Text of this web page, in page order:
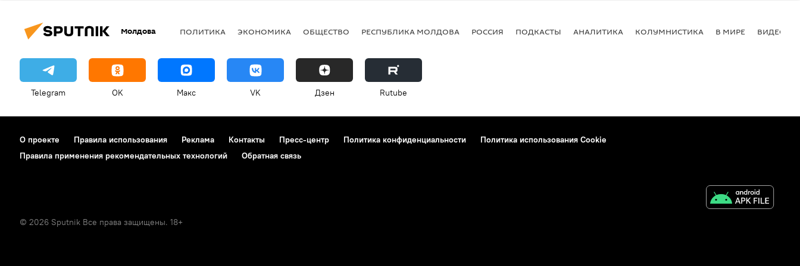
Молдова ПОЛИТИКА ЭКОНОМИКА ОБЩЕСТВО РЕСПУБЛИКА МОЛДОВА РОССИЯ ПОДКАСТЫ АНАЛИТИКА КОЛУМНИСТИКА В МИРЕ ВИДЕО
Telegram OK Макс VK Дзен Rutube
О проекте Правила использования Реклама Контакты Пресс-центр Политика конфиденциальности
Политика использования Cookie
Правила применения рекомендательных технологий
Обратная связь
© 2026 Sputnik Все права защищены. 18+